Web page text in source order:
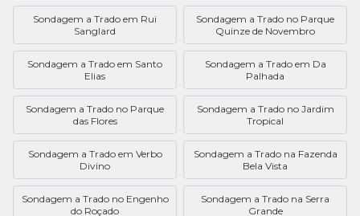
Sondagem a Trado em Rui
Sanglard
Sondagem a Trado no Parque
Quinze de Novembro
Sondagem a Trado em Santo
Elias
Sondagem a Trado em Da
Palhada
Sondagem a Trado no Parque
das Flores
Sondagem a Trado no Jardim
Tropical
Sondagem a Trado em Verbo
Divino
Sondagem a Trado na Fazenda
Bela Vista
Sondagem a Trado no Engenho
do Roçado
Sondagem a Trado na Serra
Grande